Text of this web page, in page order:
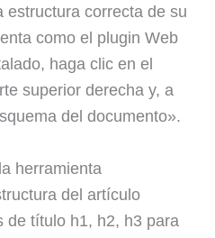
estructura correcta de su
como el plugin Web
haga clic en el
superior derecha y, a
del documento».
herramienta
del artículo
de título h1, h2, h3 para